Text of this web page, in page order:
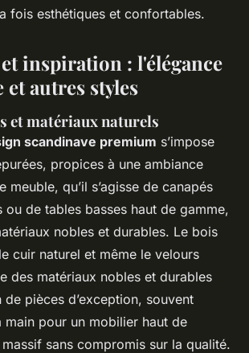
fois esthétiques et confortables.
inspiration : l'élégance
et autres styles
et matériaux naturels
scandinave premium s’impose
propices à une ambiance
meuble, qu’il s’agisse de canapés
ou de tables basses haut de gamme,
nobles et durables. Le bois
cuir naturel et même le velours
des matériaux nobles et durables
pièces d’exception, souvent
main pour un mobilier haut de
sans compromis sur la qualité.